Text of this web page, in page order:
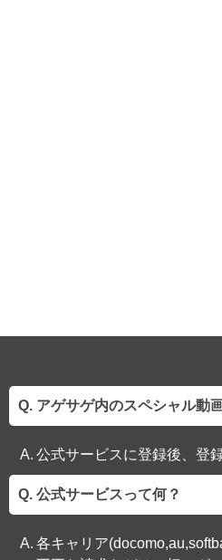
アゲサゲ内のスペシャル動
公式サービスに登録後、登
公式サービスって何？
各キャリア